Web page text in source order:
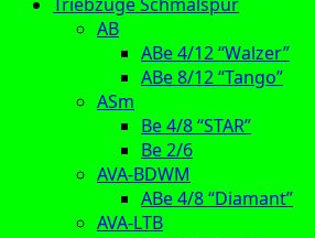
AB
ABe 4/12 “Walzer”
ABe 8/12 “Tango”
ASm
Be 4/8 “STAR”
Be 2/6
AVA-BDWM
ABe 4/8 “Diamant”
AVA-LTB